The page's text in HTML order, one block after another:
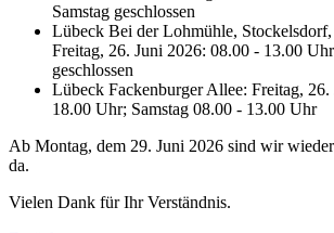
Samstag geschlossen
Lübeck Bei der Lohmühle,
Freitag, 26. Juni 2026: 08.00 - 13.00
geschlossen
Lübeck Fackenburger Allee: Freitag,
18.00 Uhr; Samstag 08.00 - 13.00 Uhr
Ab Montag, dem 29. Juni 2026 sind wir
da.
Vielen Dank für Ihr Verständnis.